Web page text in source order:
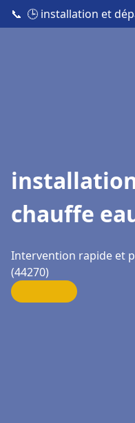
📞 🕒 installation et
chauffe
Intervention rapide et
(44270)